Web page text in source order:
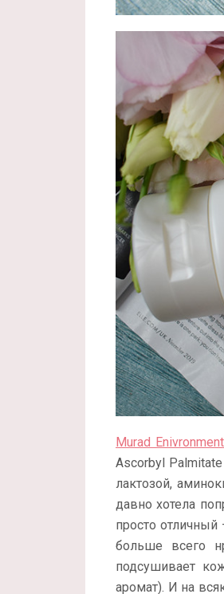
Murad
Ascorbyl
лактозой,
давно хотела
просто отличный
больше всего
подсушивает
аромат). И на